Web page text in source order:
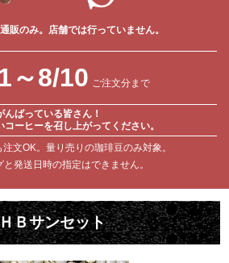
販のみ。店舗では行っていません。
～8/10 ご注文分まで
んばっている皆さん！
コーヒーを召し上がってください。
文OK。量り売りの珈琲豆のみ対象。
発送日時の指定はできません。
Ｂサンセット